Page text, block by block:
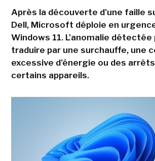
Après la découverte d'une faille
Dell, Microsoft déploie en
Windows 11. L'anomalie détectée
traduire par une surchauffe, une
excessive d'énergie ou des
certains appareils.